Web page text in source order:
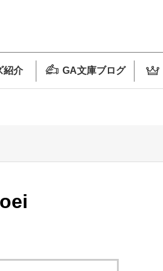
紹介 GA文庫ブログ